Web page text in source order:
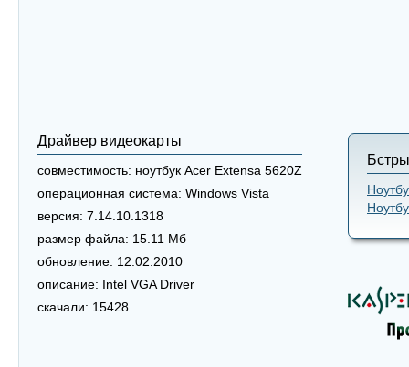
Драйвер видеокарты
совместимость: ноутбук Acer Extensa 5620Z
операционная система: Windows Vista
версия: 7.14.10.1318
размер файла: 15.11 Мб
обновление: 12.02.2010
описание: Intel VGA Driver
скачали: 15428